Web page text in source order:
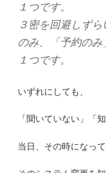
１つです。
３密を回避しず
のみ、「予約のみ
１つです。
いずれにしても、
「聞いていない」「
当日、その時になって